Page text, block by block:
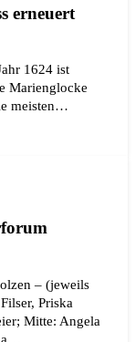
erneuert
1624 ist
Marienglocke
meisten…
– (jeweils
Priska
Mitte: Angela